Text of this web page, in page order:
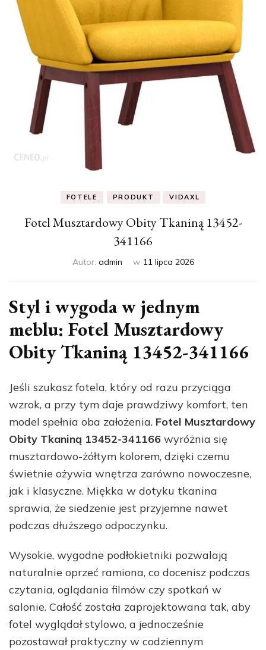
FOTELE PRODUKT VIDAXL
Fotel Musztardowy Obity Tkaniną 13452-
341166
Autor: admin w 11 lipca 2026
Styl i wygoda w jednym
meblu: Fotel Musztardowy
Obity Tkaniną 13452-341166
Jeśli szukasz fotela, który od razu przyciąga
wzrok, a przy tym daje prawdziwy komfort, ten
model spełnia oba założenia. Fotel Musztardowy
Obity Tkaniną 13452-341166 wyróżnia się
musztardowo-żółtym kolorem, dzięki czemu
świetnie ożywia wnętrza zarówno nowoczesne,
jak i klasyczne. Miękka w dotyku tkanina
sprawia, że siedzenie jest przyjemne nawet
podczas dłuższego odpoczynku.
Wysokie, wygodne podłokietniki pozwalają
naturalnie oprzeć ramiona, co docenisz podczas
czytania, oglądania filmów czy spotkań w
salonie. Całość została zaprojektowana tak, aby
fotel wyglądał stylowo, a jednocześnie
pozostawał praktyczny w codziennym